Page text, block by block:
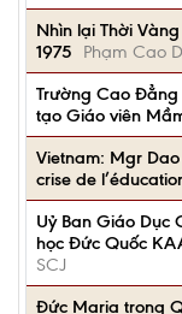
Nhìn lại Thời
1975
Phạm Cao
Trường Cao
tạo Giáo viên
Vietnam: Mgr
crise de
Uỷ Ban Giáo Dục
học Đức Quốc
SCJ
Đức Maria trong